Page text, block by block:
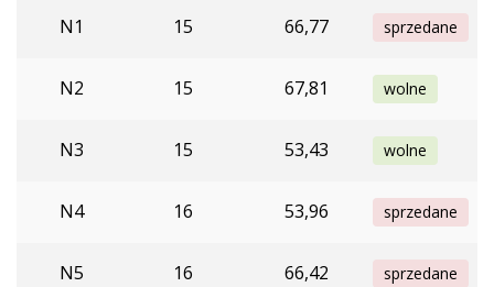
N1 15 66,77 sprzedane
N2 15 67,81 wolne
N3 15 53,43 wolne
N4 16 53,96 sprzedane
N5 16 66,42 sprzedane